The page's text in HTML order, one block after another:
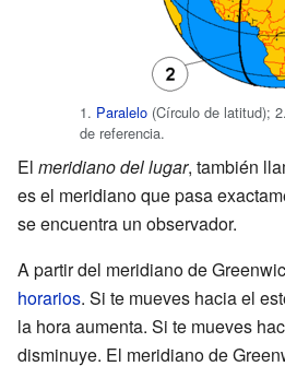
1. Paralelo (Círculo de latitud);
de referencia.
El meridiano del lugar, también
es el meridiano que pasa
se encuentra un observador.
A partir del meridiano de
horarios. Si te mueves hacia el
la hora aumenta. Si te mueves
disminuye. El meridiano de